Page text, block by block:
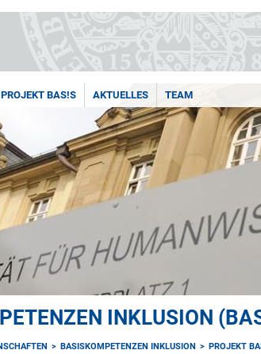
PROJEKT BAS!S AKTUELLES TEAM
INKLUSION
BASISKOMPETENZEN INKLUSION
PROJEKT